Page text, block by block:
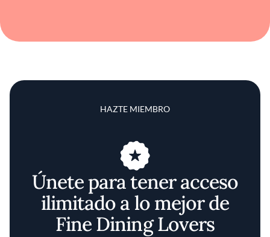
HAZTE MIEMBRO
Únete para tener acceso
ilimitado a lo mejor de
Fine Dining Lovers